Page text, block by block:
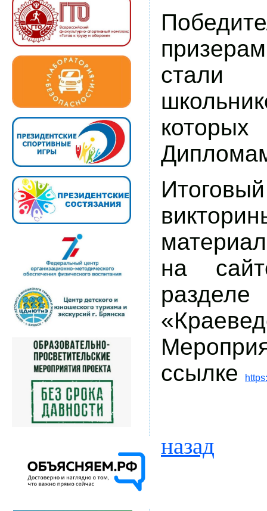
на
разделе
ссылке
назад